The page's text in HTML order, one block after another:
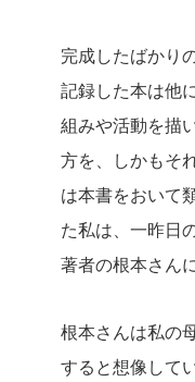
完成したばかり
記録した本は他
組みや活動を描
方を、しかもそ
は本書をおいて
た私は、一昨日
著者の根本さん
根本さんは私の
すると想像して